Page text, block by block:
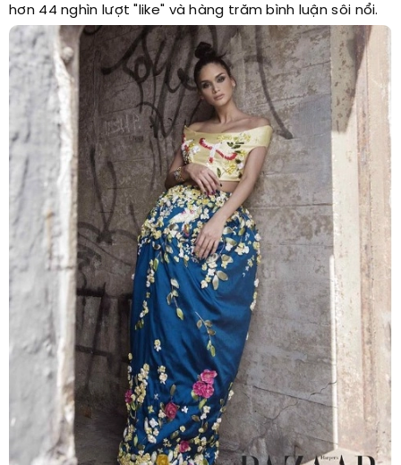
hơn 44 nghìn lượt "like" và hàng trăm bình luận sôi nổi.